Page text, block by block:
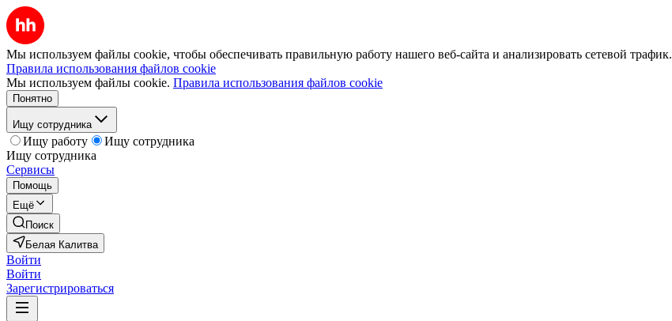
Мы используем файлы cookie, чтобы обеспечивать правильную работу нашего веб-сайта и анализировать сетевой трафик.
Правила использования файлов cookie
Мы используем файлы cookie. Правила использования файлов cookie
Понятно
Ищу сотрудника
Ищу работу
Ищу сотрудника
Ищу сотрудника
Сервисы
Помощь
Ещё
Поиск
Белая Калитва
Войти
Войти
Зарегистрироваться